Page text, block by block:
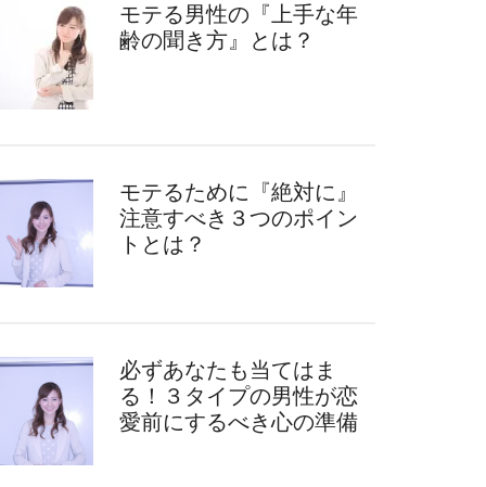
モテる男性の『上手な年
齢の聞き方』とは？
モテるために『絶対に』
注意すべき３つのポイン
トとは？
必ずあなたも当てはま
る！３タイプの男性が恋
愛前にするべき心の準備